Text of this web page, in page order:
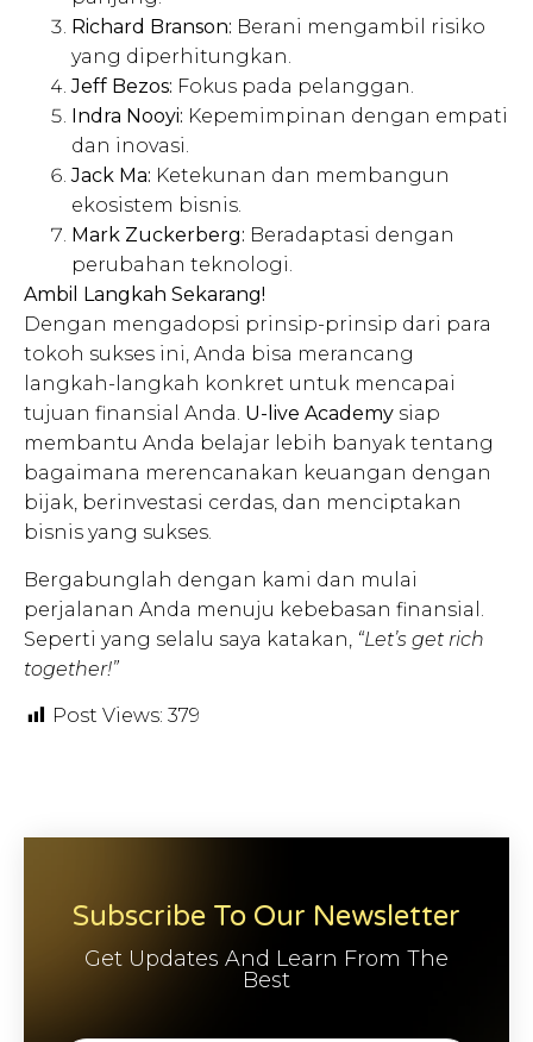
Richard Branson: Berani mengambil risiko
yang diperhitungkan.
Jeff Bezos: Fokus pada pelanggan.
Indra Nooyi: Kepemimpinan dengan empati
dan inovasi.
Jack Ma: Ketekunan dan membangun
ekosistem bisnis.
Mark Zuckerberg: Beradaptasi dengan
perubahan teknologi.
Ambil Langkah Sekarang!
Dengan mengadopsi prinsip-prinsip dari para
tokoh sukses ini, Anda bisa merancang
langkah-langkah konkret untuk mencapai
tujuan finansial Anda. U-live Academy siap
membantu Anda belajar lebih banyak tentang
bagaimana merencanakan keuangan dengan
bijak, berinvestasi cerdas, dan menciptakan
bisnis yang sukses.
Bergabunglah dengan kami dan mulai
perjalanan Anda menuju kebebasan finansial.
Seperti yang selalu saya katakan, “Let’s get rich
together!”
Post Views: 379
Subscribe To Our Newsletter
Get Updates And Learn From The
Best